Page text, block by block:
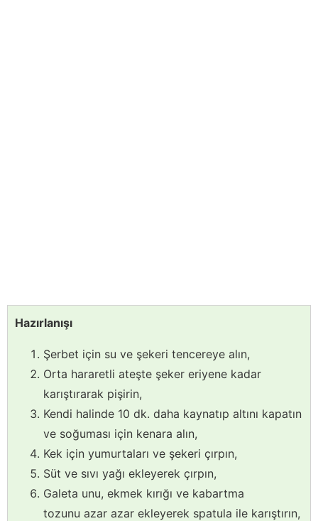
Hazırlanışı
Şerbet için su ve şekeri tencereye alın,
Orta hararetli ateşte şeker eriyene kadar
karıştırarak pişirin,
Kendi halinde 10 dk. daha kaynatıp altını kapatın
ve soğuması için kenara alın,
Kek için yumurtaları ve şekeri çırpın,
Süt ve sıvı yağı ekleyerek çırpın,
Galeta unu, ekmek kırığı ve kabartma
tozunu azar azar ekleyerek spatula ile karıştırın,